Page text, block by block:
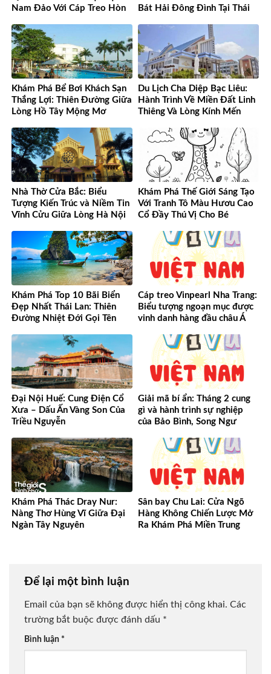
Nam Đảo Với Cáp Treo Hòn
Bát Hải Đông Đình Tại Thái
Khám Phá Bể Bơi Khách Sạn
Thắng Lợi: Thiên Đường Giữa
Lòng Hồ Tây Mộng Mơ
Du Lịch Cha Diệp Bạc Liêu:
Hành Trình Về Miền Đất Linh
Thiêng Và Lòng Kính Mến
Nhà Thờ Cửa Bắc: Biểu
Tượng Kiến Trúc và Niềm Tin
Vĩnh Cửu Giữa Lòng Hà Nội
Khám Phá Thế Giới Sáng Tạo
Với Tranh Tô Màu Hươu Cao
Cổ Đầy Thú Vị Cho Bé
Khám Phá Top 10 Bãi Biển
Đẹp Nhất Thái Lan: Thiên
Đường Nhiệt Đới Gọi Tên
Cáp treo Vinpearl Nha Trang:
Biểu tượng ngoạn mục được
vinh danh hàng đầu châu Á
Đại Nội Huế: Cung Điện Cổ
Xưa – Dấu Ấn Vàng Son Của
Triều Nguyễn
Giải mã bí ẩn: Tháng 2 cung
gì và hành trình sự nghiệp
của Bảo Bình, Song Ngư
Khám Phá Thác Dray Nur:
Nàng Thơ Hùng Vĩ Giữa Đại
Ngàn Tây Nguyên
Sân bay Chu Lai: Cửa Ngõ
Hàng Không Chiến Lược Mở
Ra Khám Phá Miền Trung
Để lại một bình luận
Email của bạn sẽ không được hiển thị công khai. Các
trường bắt buộc được đánh dấu *
Bình luận *